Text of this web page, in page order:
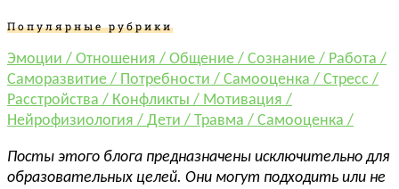
Популярные рубрики
Эмоции / Отношения / Общение / Сознание / Работа /
Саморазвитие / Потребности / Самооценка / Стресс /
Расстройства / Конфликты / Мотивация /
Нейрофизиология / Дети / Травма / Самооценка /
Посты этого блога предназначены исключительно для
образовательных целей. Они могут подходить или не